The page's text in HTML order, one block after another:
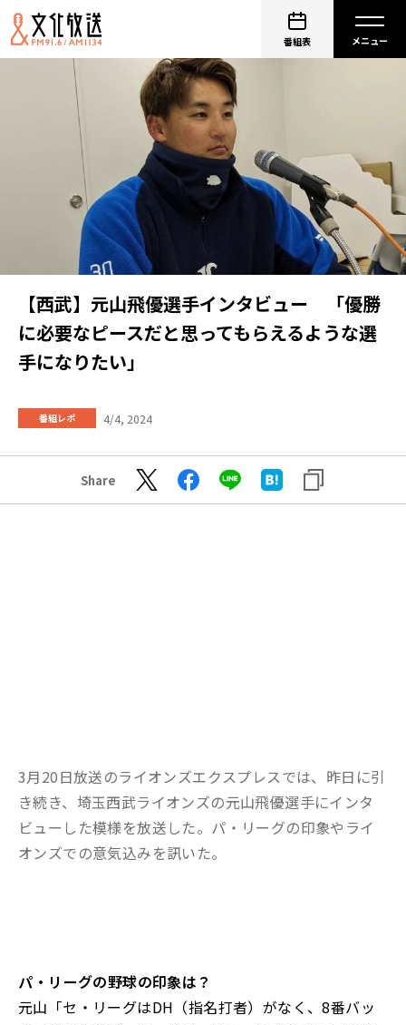
番組表
【西武】元山飛優選手インタビュー 「優勝
に必要なピースだと思ってもらえるような選
手になりたい」
番組レポ 4/4, 2024
Share
3月20日放送のライオンズエクスプレスでは、昨日に引
き続き、埼玉西武ライオンズの元山飛優選手にインタ
ビューした模様を放送した。パ・リーグの印象やライ
オンズでの意気込みを訊いた。
――パ・リーグの野球の印象は？
元山「セ・リーグはDH（指名打者）がなく、8番バッ